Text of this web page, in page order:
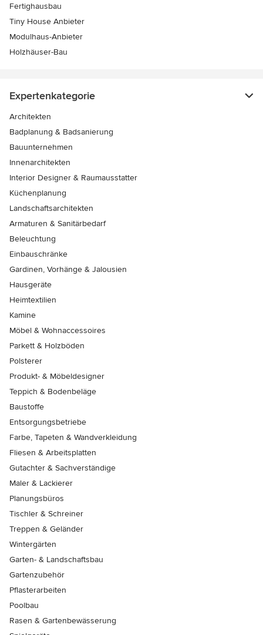
Fertighausbau
Tiny House Anbieter
Modulhaus-Anbieter
Holzhäuser-Bau
Expertenkategorie
Architekten
Badplanung & Badsanierung
Bauunternehmen
Innenarchitekten
Interior Designer & Raumausstatter
Küchenplanung
Landschaftsarchitekten
Armaturen & Sanitärbedarf
Beleuchtung
Einbauschränke
Gardinen, Vorhänge & Jalousien
Hausgeräte
Heimtextilien
Kamine
Möbel & Wohnaccessoires
Parkett & Holzböden
Polsterer
Produkt- & Möbeldesigner
Teppich & Bodenbeläge
Baustoffe
Entsorgungsbetriebe
Farbe, Tapeten & Wandverkleidung
Fliesen & Arbeitsplatten
Gutachter & Sachverständige
Maler & Lackierer
Planungsbüros
Tischler & Schreiner
Treppen & Geländer
Wintergärten
Garten- & Landschaftsbau
Gartenzubehör
Pflasterarbeiten
Poolbau
Rasen & Gartenbewässerung